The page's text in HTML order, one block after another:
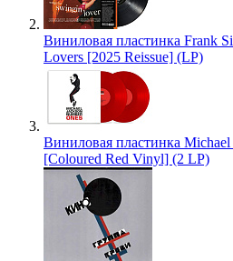
Виниловая пластинка Frank
Lovers [2025 Reissue] (LP)
Виниловая пластинка Michael
[Coloured Red Vinyl] (2 LP)